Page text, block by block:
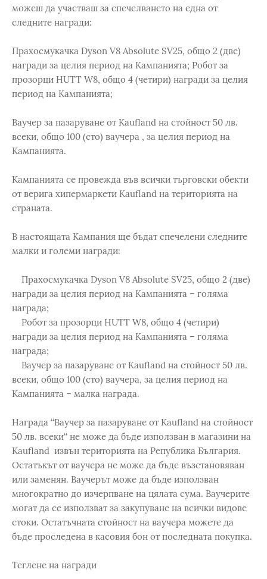
можеш да участваш за спечелването на една от
следните награди:
Прахосмукачка Dyson V8 Absolute SV25, общо 2 (две)
награди за целия период на Кампанията; Робот за
прозорци HUTT W8, общо 4 (четири) награди за целия
период на Кампанията;
Ваучер за пазаруване от Kaufland на стойност 50 лв.
всеки, общо 100 (сто) ваучера , за целия период на
Кампанията.
Кампанията се провежда във всички търговски обекти
от верига хипермаркети Kaufland на територията на
страната.
В настоящата Кампания ще бъдат спечелени следните
малки и големи награди:
Прахосмукачка Dyson V8 Absolute SV25, общо 2 (две)
награди за целия период на Кампанията – голяма
награда;
Робот за прозорци HUTT W8, общо 4 (четири)
награди за целия период на Кампанията – голяма
награда;
Ваучер за пазаруване от Kaufland на стойност 50 лв.
всеки, общо 100 (сто) ваучера, за целия период на
Кампанията – малка награда.
Награда ‘‘Ваучер за пазаруване от Kaufland на стойност
50 лв. всеки‘‘ не може да бъде използван в магазини на
Kaufland извън територията на Република България.
Остатъкът от ваучера не може да бъде възстановяван
или заменян. Ваучерът може да бъде използван
многократно до изчерпване на цялата сума. Ваучерите
могат да се използват за закупуване на всички видове
стоки. Остатъчната стойност на ваучера можете да
бъде проследена в касовия бон от последната покупка.
Теглене на награди